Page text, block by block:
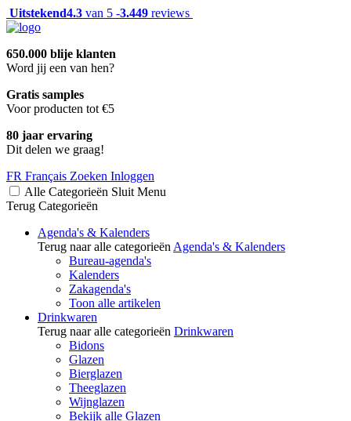
Uitstekend4.3 van 5 -3.449 reviews
650.000 blije klanten
Word jij een van hen?
Gratis samples
Voor producten tot €5
80 jaar ervaring
Dit delen we graag!
FR Français Zoeken Inloggen
Alle Categorieën Sluit Menu
Terug Categorieën
Agenda's & Kalenders
Terug naar alle categorieën Agenda's & Kalenders
Bureau-agenda's
Kalenders
Zakagenda's
Toon alle artikelen
Drinkwaren
Terug naar alle categorieën Drinkwaren
Bidons
Glazen
Bierglazen
Theeglazen
Wijnglazen
Bekijk alle Glazen